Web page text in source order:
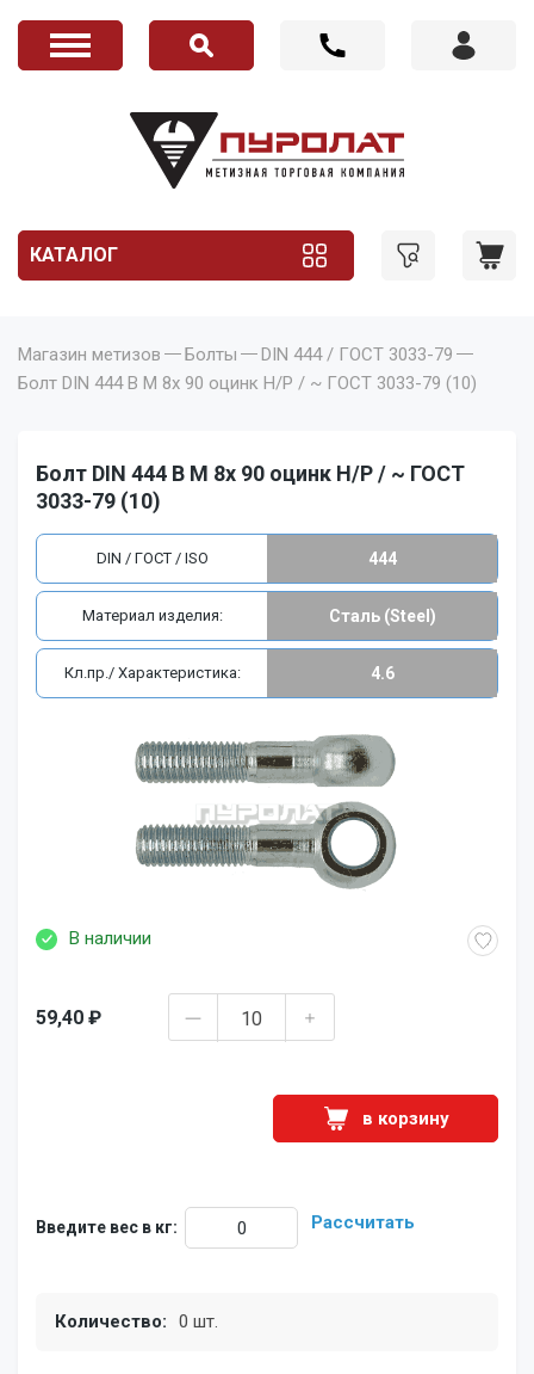
КАТАЛОГ
Магазин метизов Болты
DIN 444 / ГОСТ 3033-79
Болт DIN 444 B M 8x 90 оцинк Н/Р / ~ ГОСТ 3033-79 (10)
Болт DIN 444 B M 8x 90 оцинк Н/Р / ~ ГОСТ
3033-79 (10)
В наличии
59,40 ₽
в корзину
Введите вес в кг: Рассчитать
Количество: 0 шт.
DIN / ГОСТ / ISO 444
Материал изделия: Сталь (Steel)
Кл.пр./ Характеристика: 4.6